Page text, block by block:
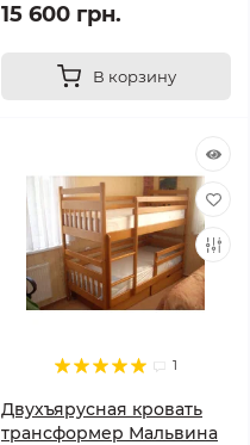
15 600 грн.
В корзину
1
Двухъярусная кровать
трансформер Мальвина